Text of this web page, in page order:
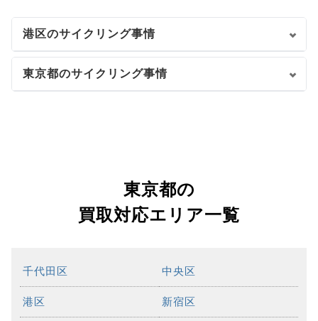
港区のサイクリング事情
東京都のサイクリング事情
東京都の
買取対応エリア一覧
千代田区 中央区
港区 新宿区